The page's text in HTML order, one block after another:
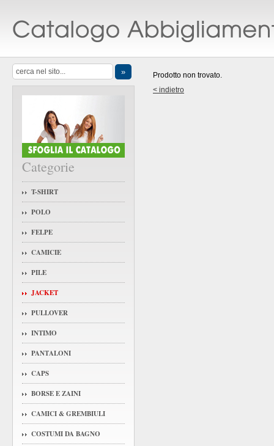
Categorie
T-SHIRT
POLO
FELPE
CAMICIE
PILE
JACKET
PULLOVER
INTIMO
PANTALONI
CAPS
BORSE E ZAINI
CAMICI & GREMBIULI
COSTUMI DA BAGNO
Prodotto non trovato.
< indietro